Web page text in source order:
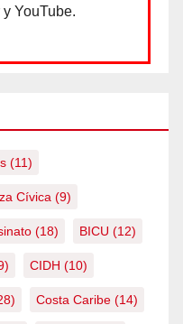
YouTube.
(11)
Cívica (9)
(18) BICU (12)
CIDH (10)
Costa Caribe (14)